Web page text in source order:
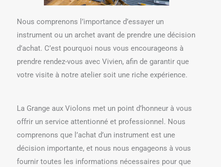
Nous comprenons l’importance d’essayer un
instrument ou un archet avant de prendre une décision
d’achat. C’est pourquoi nous vous encourageons à
prendre rendez-vous avec Vivien, afin de garantir que
votre visite à notre atelier soit une riche expérience.
La Grange aux Violons met un point d’honneur à vous
offrir un service attentionné et professionnel. Nous
comprenons que l’achat d’un instrument est une
décision importante, et nous nous engageons à vous
fournir toutes les informations nécessaires pour que